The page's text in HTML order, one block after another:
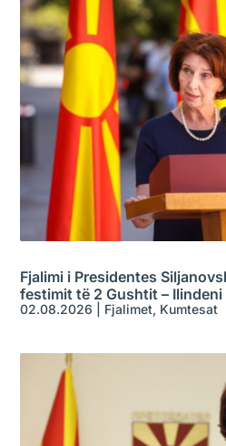
Fjalimi i Presidentes
festimit të 2 Gushtit – Ilindeni
02.08.2026 Fjalimet, Kumtesat